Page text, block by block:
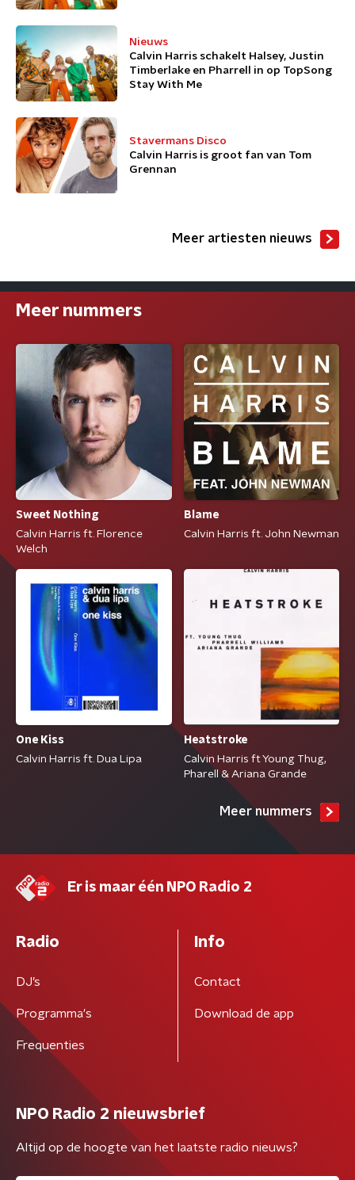
Nieuws
Calvin Harris schakelt Halsey, Justin
Timberlake en Pharrell in op TopSong
Stay With Me
Stavermans Disco
Calvin Harris is groot fan van Tom
Grennan
Meer artiesten nieuws
Meer nummers
Sweet Nothing
Calvin Harris ft. Florence
Welch
Blame
Calvin Harris ft. John Newman
One Kiss
Calvin Harris ft. Dua Lipa
Heatstroke
Calvin Harris ft Young Thug,
Pharell & Ariana Grande
Meer nummers
Er is maar één NPO Radio 2
Radio
DJ’s
Programma's
Frequenties
Info
Contact
Download de app
NPO Radio 2 nieuwsbrief
Altijd op de hoogte van het laatste radio nieuws?